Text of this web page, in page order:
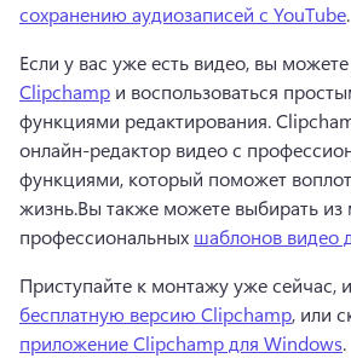
сохранению аудиозаписей с YouTube.
Если у вас уже есть видео, вы
Clipchamp и воспользоваться
функциями редактирования.
онлайн-редактор видео с
функциями, который поможет
жизнь.Вы также можете выбирать из
профессиональных шаблонов видео
Приступайте к монтажу уже сейчас,
бесплатную версию Clipchamp, или
приложение Clipchamp для Windows.